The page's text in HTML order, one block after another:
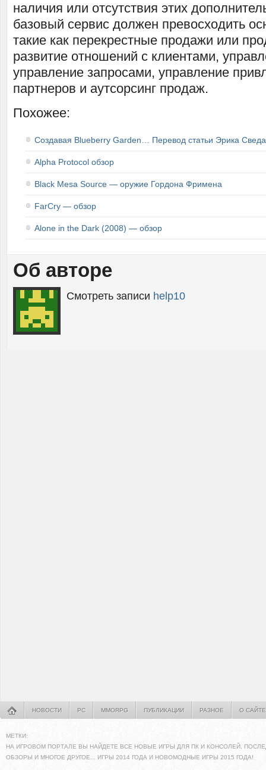
наличия или отсутствия этих
базовый сервис должен превосходить
такие как перекрестные продажи или
развитие отношений с клиентами,
управление запросами, управление
партнеров и аутсорсинг продаж.
Похожее:
Создавая Blueberry Garden… Перевод статьи Эрика
Alpha Protocol обзор
Black Mesa Source — оружие Гордона Фримена
FarCry — обзор
Alone in the Dark (2008) — обзор
Об авторе
Смотреть записи help10
НОВОСТИ PC MMORPG ПУБЛИКАЦИИ РАЗНОЕ О САЙТЕ
МЕТКИ:
НА ИГРОВОМ ПОРТАЛЕ ВЫ НАЙДЕТЕ ВСЕ НОВЫЕ ИГРЫ ДЛЯ ПК И КОНСОЛЕЙ.
ОБЗОРЫ И МНОГОЕ ДРУГОЕ... ИГРЫ 2014 ГОДА И НОВОМОДНЫЕ ИГРЫ 2015 ГОДА!